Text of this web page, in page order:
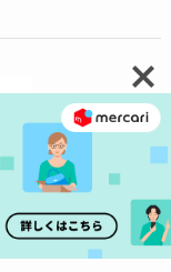
ライバシーポリシー
いて